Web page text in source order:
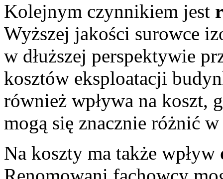
Kolejnym czynnikiem jest
Wyższej jakości surowce
w dłuższej perspektywie
kosztów eksploatacji
również wpływa na koszt,
mogą się znacznie różnić
Na koszty ma także wpływ